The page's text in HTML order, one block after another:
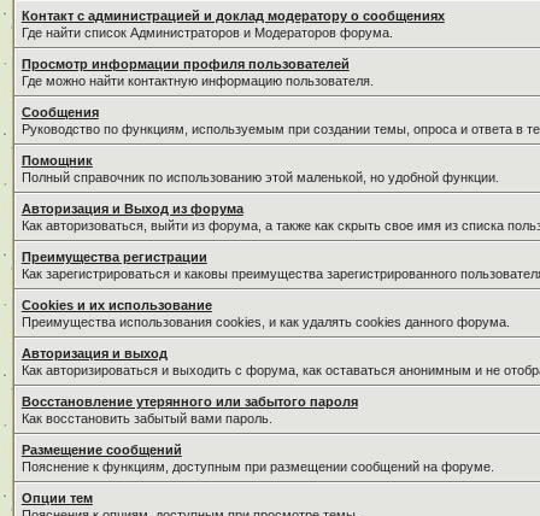
Контакт с администрацией и доклад модератору о сообщениях
Где найти список Администраторов и Модераторов форума.
Просмотр информации профиля пользователей
Где можно найти контактную информацию пользователя.
Сообщения
Руководство по функциям, используемым при создании темы, опроса и ответа в
Помощник
Полный справочник по использованию этой маленькой, но удобной функции.
Авторизация и Выход из форума
Как авторизоваться, выйти из форума, а также как скрыть свое имя из списка
Преимущества регистрации
Как зарегистрироваться и каковы преимущества зарегистрированного
Cookies и их использование
Преимущества использования cookies, и как удалять cookies данного форума.
Авторизация и выход
Как авторизироваться и выходить с форума, как оставаться анонимным и не
Восстановление утерянного или забытого пароля
Как восстановить забытый вами пароль.
Размещение сообщений
Пояснение к функциям, доступным при размещении сообщений на форуме.
Опции тем